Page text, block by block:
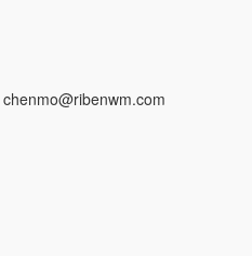
chenmo@ribenwm.com